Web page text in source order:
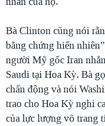
Bà Clinton cũng nói
bằng chứng hiển
người Mỹ gốc Iran
Saudi tại Hoa Kỳ. Bà
chấn động và nói
trao cho Hoa Kỳ nghi
của lực lượng võ trang